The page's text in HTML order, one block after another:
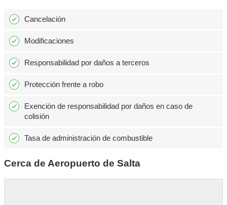
Cancelación
Modificaciones
Responsabilidad por daños a terceros
Protección frente a robo
Exención de responsabilidad por daños en caso de
colisión
Tasa de administración de combustible
Cerca de Aeropuerto de Salta